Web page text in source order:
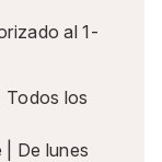
al1-
Todos los
| De lunes